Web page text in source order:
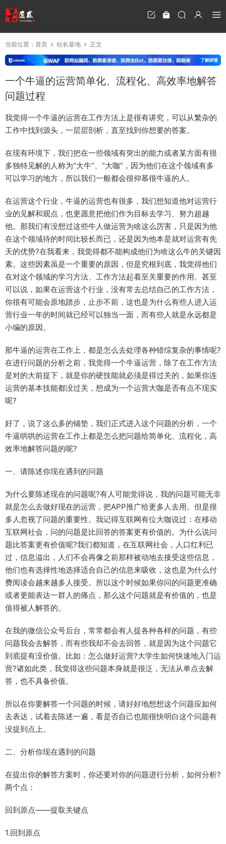
当前位置： 首页 站长基地 正文
一个牛逼的运营简单化、流程化、高效率地解答
问题过程
我觉得一个牛逼的运营在工作方法上是很有讲究，可以从繁杂的
工作中找到源头，一层层剖析，直至找到你想要的答案。
在现有环境下，我们把在一些领域有突出的能力或者某方面有很
多独特见解的人称为“大牛”、“大咖”，因为他们在这个领域有多
可以学习的地方，所以我们一般都会很仰慕很牛逼的人。
在运营这个行业，牛逼的运营也有很多，我们想知道他对运营行
业的见解和观点，也更愿意把他们作为目标去学习、努力超越
他。那我们有没想过这些牛人做运营为啥这么厉害，只是因为他
在这个领域待的时间比较长而已，还是因为他本是就对运营有先
天的优势?在我看来，我觉得都不能构成他们为啥这么牛的关键因
素。这些因素虽是一个重要的原因，但是究根到底，我觉得他们
在对这个领域的学习方法、工作方法起着至关重要的作用。甚至
可以说，如果在运营这个行业，没有常去总结自己的工作方法，
你很有可能会原地踏步，止步不前，这也是为什么有些人进入运
营行业一年的时间就已经可以独当一面，而有些人就是永远都是
小编的原因。
那牛逼的运营在工作上，都是怎么去处理各种错综复杂的事情呢?
在进行问题的分析之前，我觉得一个牛逼运营，除了在工作方法
是对的大前提下，就是你的硬技能就必须是得过关的，如果你连
运营的基本技能都没过关，想成为一个运营大咖是否有点不现实
呢?
好了，说了这么多的铺垫，我们正式进入这个问题的分析，一个
牛逼哄哄的运营在工作上都是怎么把问题给简单化、流程化，高
效率地解答问题的呢?
一、请陈述你现在遇到的问题
为什么要陈述现在的问题呢?有人可能觉得说，我的问题可能无非
就是怎么去做好现在的运营，把APP推广给更多人去用。但是很
多人忽视了问题的重要性。我记得互联网有位大咖说过：在移动
互联网社会，问的问题是比回答的答案更有价值的。为什么说问
题比答案更有价值呢?我们都知道，在互联网社会，人口红利已
过，信息溢出，人们不会再像之前那样被动地去接受这些信息，
他们也有选择性地选择适合自己的信息来吸收，这也是为什么付
费阅读会越来越多人接受。所以这个时候如果你问的问题更准确
或者更能表达一群人的痛点，那么这个问题就是有价值的，也是
值得被人解答的。
在我的微信公众号后台，常常都会有人提各种各样的问题，有些
问题我会去解答，而有些我却不会去回答，就是因为这个问题它
到底提有没价值。比如：怎么做好运营?大学生如何快速地入门运
营?诸如此类，我觉得这些问题本身就是很泛，无法从单点去解
答，也不具备价值。
所以在你要解答一个问题的时候，请好好地想想这个问题应如何
去表达，试着去陈述一遍，看是否自己也能很快明白这个问题有
没提到点上。
二、分析你现在遇到的问题
在提出你的解答方案时，你还要对你的问题进行分析，如何分析?
两个点：
回到原点——提取关键点
1.回到原点